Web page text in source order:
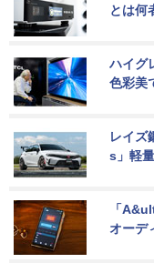
とは何
ハイグ
色彩美
レイズ
s」軽
「
オーデ